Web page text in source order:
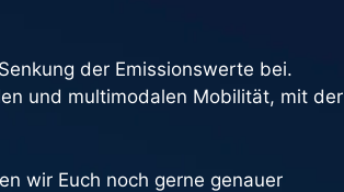
der Emissionswerte bei.
und multimodalen Mobilität, mit der
wir Euch noch gerne genauer